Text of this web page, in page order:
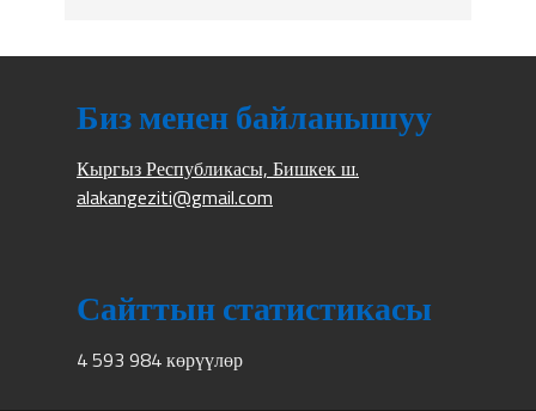
Биз менен байланышуу
Кыргыз Республикасы, Бишкек ш.
alakangeziti@gmail.com
Сайттын статистикасы
4 593 984 көрүүлөр